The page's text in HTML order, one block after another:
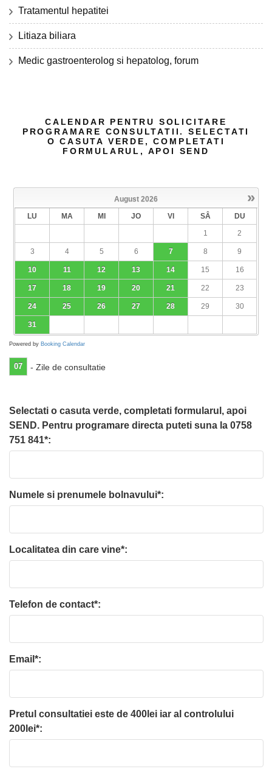
Tratamentul hepatitei
Litiaza biliara
Medic gastroenterolog si hepatolog, forum
CALENDAR PENTRU SOLICITARE
PROGRAMARE CONSULTATII. SELECTATI
O CASUTA VERDE, COMPLETATI
FORMULARUL, APOI SEND
»
August 2026
LU
MA MI JO VI SÂ
DU
1
2
3 4 5 6 7 8 9
10 11 12 13 14 15 16
17 18 19 20 21 22 23
24 25 26 27 28 29 30
31
Powered by Booking Calendar
07 - Zile de consultatie
Selectati o casuta verde, completati formularul, apoi
SEND. Pentru programare directa puteti suna la 0758
751 841*:
Numele si prenumele bolnavului*:
Localitatea din care vine*:
Telefon de contact*:
Email*:
Pretul consultatiei este de 400lei iar al controlului
200lei*: